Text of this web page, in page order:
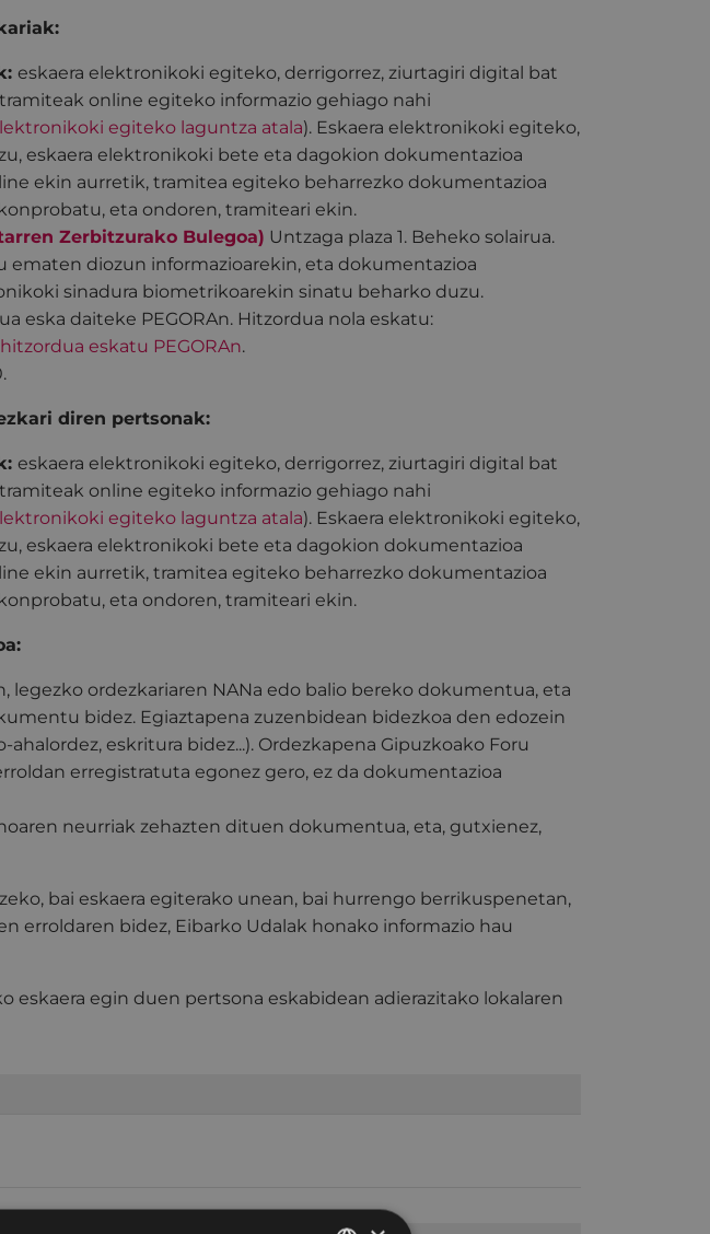
eskaera elektronikoki egiteko, derrigorrez, ziurtagiri digital bat
online egiteko informazio gehiago nahi
egiteko laguntza atala). Eskaera elektronikoki egiteko,
eskaera elektronikoki bete eta dagokion dokumentazioa
ekin aurretik, tramitea egiteko beharrezko dokumentazioa
eta ondoren, tramiteari ekin.
Zerbitzurako Bulegoa) Untzaga plaza 1. Beheko solairua.
ematen diozun informazioarekin, eta dokumentazioa
sinadura biometrikoarekin sinatu beharko duzu.
eska daiteke PEGORAn. Hitzordua nola eskatu:
hitzordua eskatu PEGORAn.
diren pertsonak:
eskaera elektronikoki egiteko, derrigorrez, ziurtagiri digital bat
online egiteko informazio gehiago nahi
egiteko laguntza atala). Eskaera elektronikoki egiteko,
eskaera elektronikoki bete eta dagokion dokumentazioa
ekin aurretik, tramitea egiteko beharrezko dokumentazioa
eta ondoren, tramiteari ekin.
legezko ordezkariaren NANa edo balio bereko dokumentua, eta
bidez. Egiaztapena zuzenbidean bidezkoa den edozein
eskritura bidez...). Ordezkapena Gipuzkoako Foru
erregistratuta egonez gero, ez da dokumentazioa
neurriak zehazten dituen dokumentua, eta, gutxienez,
bai eskaera egiterako unean, bai hurrengo berrikuspenetan,
erroldaren bidez, Eibarko Udalak honako informazio hau
eskaera egin duen pertsona eskabidean adierazitako lokalaren